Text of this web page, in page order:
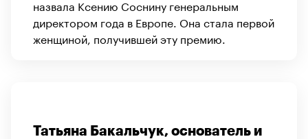
назвала Ксению Соснину генеральным
директором года в Европе. Она стала первой
женщиной, получившей эту премию.
Татьяна Бакальчук, основатель и